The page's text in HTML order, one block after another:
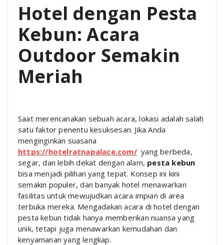
Hotel dengan Pesta
Kebun: Acara
Outdoor Semakin
Meriah
Saat merencanakan sebuah acara, lokasi adalah salah
satu faktor penentu kesuksesan. Jika Anda
menginginkan suasana
https://hotelratnapalace.com/yang berbeda,
segar, dan lebih dekat dengan alam, pesta kebun
bisa menjadi pilihan yang tepat. Konsep ini kini
semakin populer, dan banyak hotel menawarkan
fasilitas untuk mewujudkan acara impian di area
terbuka mereka. Mengadakan acara di hotel dengan
pesta kebun tidak hanya memberikan nuansa yang
unik, tetapi juga menawarkan kemudahan dan
kenyamanan yang lengkap.